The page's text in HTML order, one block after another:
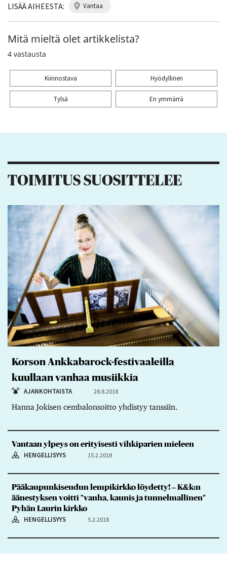
LISÄÄ AIHEESTA: vantaa
Mitä mieltä olet artikkelista?
4 vastausta
Kiinnostava Hyödyllinen
Tylsä En ymmärrä
TOIMITUS SUOSITTELEE
Korson Ankkabarock-festivaaleilla
kuullaan vanhaa musiikkia
AJANKOHTAISTA 28.8.2018
Hanna Jokisen cembalonsoitto yhdistyy tanssiin.
Vantaan ylpeys on erityisesti vihkiparien mieleen
HENGELLISYYS 15.2.2018
Pääkaupunkiseudun lempikirkko löydetty! ‒ K&k:n
äänestyksen voitti "vanha, kaunis ja tunnelmallinen"
Pyhän Laurin kirkko
HENGELLISYYS 5.2.2018